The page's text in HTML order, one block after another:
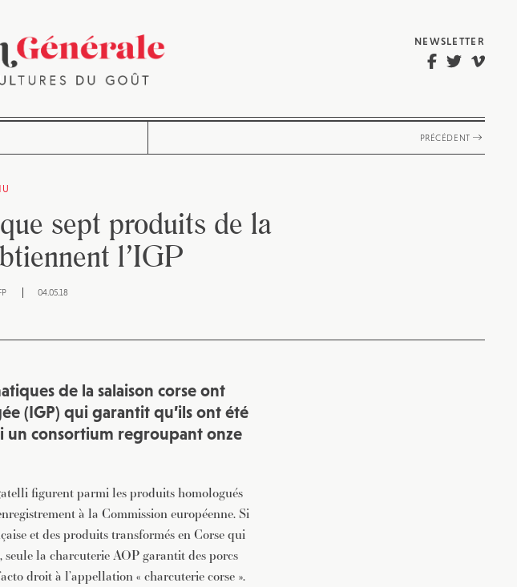
NEWSLETTER
PRÉCÉDENT
sept produits de la
l’IGP
04.05.18
de la salaison corse ont
(IGP) qui garantit qu’ils ont été
un consortium regroupant onze
figurent parmi les produits homologués
à la Commission européenne. Si
et des produits transformés en Corse qui
la charcuterie AOP garantit des porcs
droit à l’appellation « charcuterie corse ».